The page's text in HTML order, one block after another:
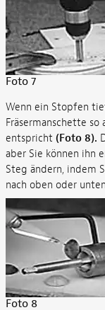
Foto 7
Wenn ein Stopfen
Fräsermanschette so
entspricht (Foto 8).
aber Sie können ihn
Steg ändern, indem
nach oben oder
Foto 8